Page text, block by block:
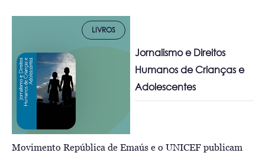
LIVROS
Jornalismo e Direitos
Humanos de Crianças e
Adolescentes
Movimento República de Emaús e o UNICEF publicam